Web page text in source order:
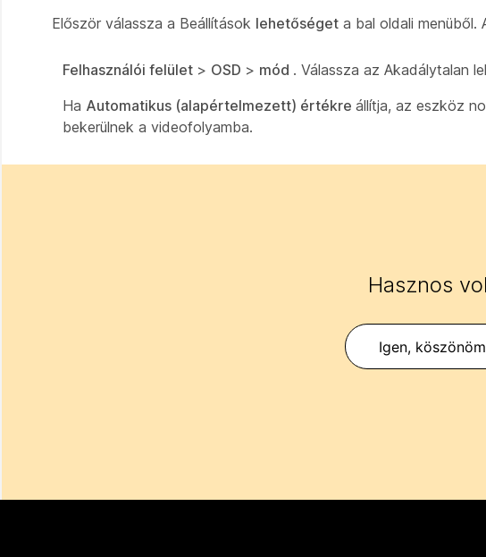
Először válassza a Beállítások lehetőséget a bal oldali menüből.
Felhasználói felület > OSD > mód . Válassza az Akadálytalan
Ha Automatikus (alapértelmezett) értékre állítja, az eszköz
bekerülnek a videofolyamba.
Hasznos
Igen,